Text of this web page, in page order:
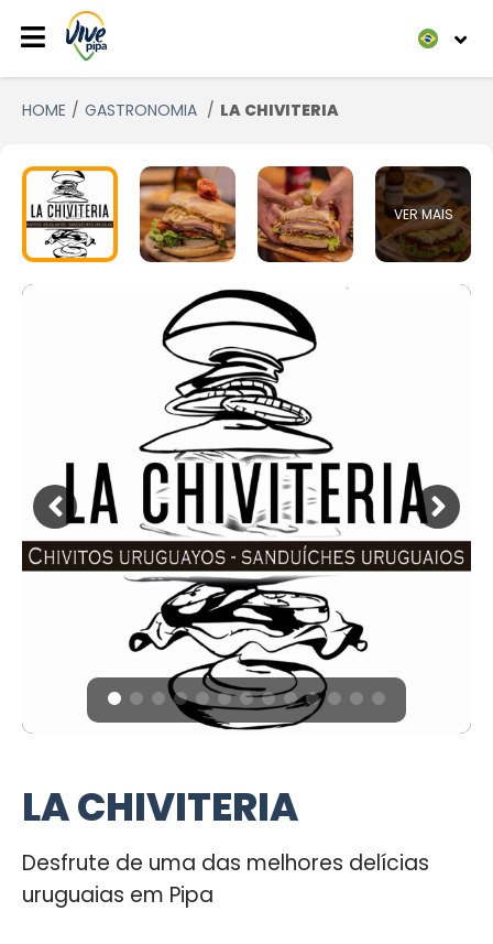
HOME GASTRONOMIA LA CHIVITERIA
VER MAIS
LA CHIVITERIA
Desfrute de uma das melhores delícias
uruguaias em Pipa